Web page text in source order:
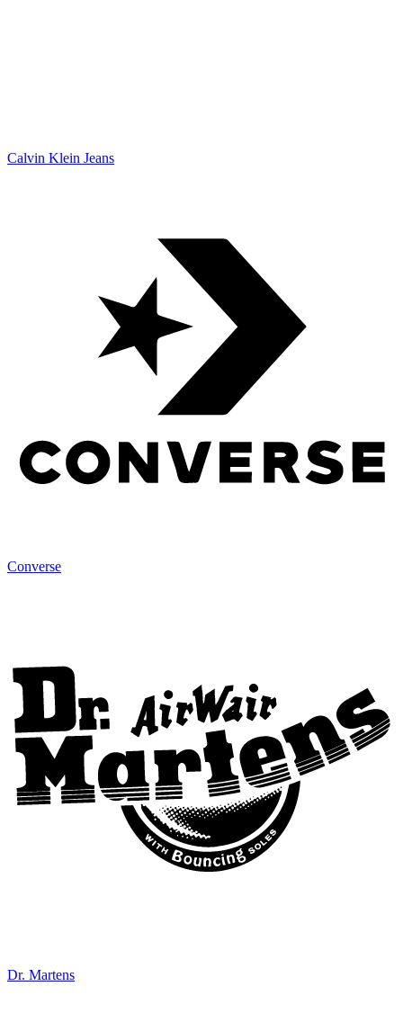
Calvin Klein Jeans
Converse
Dr. Martens